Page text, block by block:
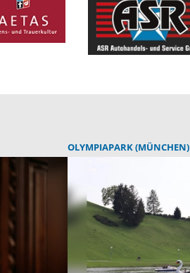
OLYMPIAPARK (MÜNCHEN)